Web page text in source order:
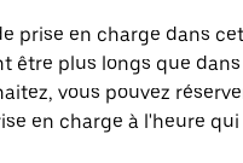
prise en charge dans
être plus longs que
vous pouvez
en charge à l'heure qui